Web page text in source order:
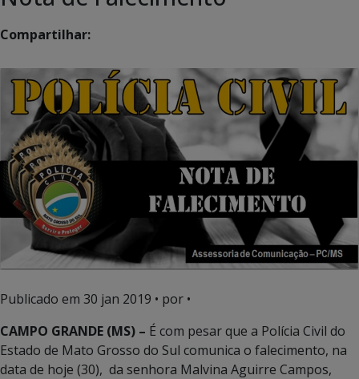
Compartilhar:
Publicado em 30 jan 2019 • por •
CAMPO GRANDE (MS) – É com pesar que a Polícia Civil do
Estado de Mato Grosso do Sul comunica o falecimento, na
data de hoje (30), da senhora Malvina Aguirre Campos,